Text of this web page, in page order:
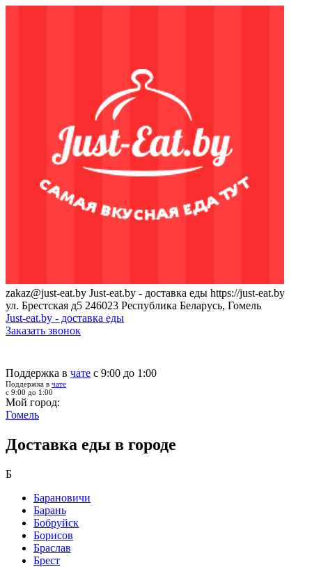
zakaz@just-eat.by Just-eat.by - доставка еды https://just-eat.by
ул. Брестская д5 246023 Республика Беларусь, Гомель
Just-eat.by - доставка еды
Заказать звонок
Поддержка в чате с 9:00 до 1:00
Поддержка в чате
с 9:00 до 1:00
Мой город:
Гомель
Доставка еды в городе
Б
Барановичи
Барань
Бобруйск
Борисов
Браслав
Брест